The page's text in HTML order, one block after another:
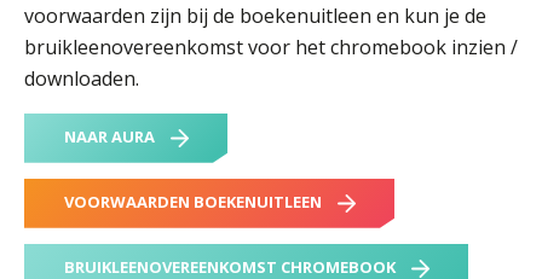
voorwaarden zijn bij de boekenuitleen en kun je de
bruikleenovereenkomst voor het chromebook inzien /
downloaden.
NAAR AURA
VOORWAARDEN BOEKENUITLEEN
BRUIKLEENOVEREENKOMST CHROMEBOOK